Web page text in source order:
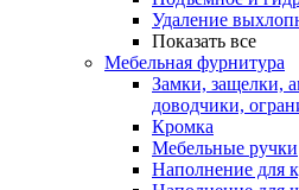
Удаление
Показать все
Мебельная фурнитура
Замки, защелки,
доводчики,
Кромка
Мебельные ручки
Наполнение для